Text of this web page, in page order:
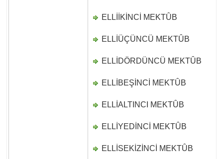
ELLİİKİNCİ MEKTÛB
ELLİÜÇÜNCÜ MEKTÛB
ELLİDÖRDÜNCÜ MEKTÛB
ELLİBEŞİNCİ MEKTÛB
ELLİALTINCI MEKTÛB
ELLİYEDİNCİ MEKTÛB
ELLİSEKİZİNCİ MEKTÛB